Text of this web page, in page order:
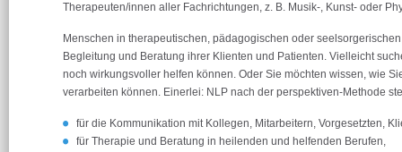
Therapeuten/innen aller Fachrichtungen, z. B. Musik-, Kunst- oder
Menschen in therapeutischen, pädagogischen oder
Begleitung und Beratung ihrer Klienten und Patienten. Vielleicht
noch wirkungsvoller helfen können. Oder Sie möchten wissen, wie
verarbeiten können. Einerlei: NLP nach der perspektiven-Methode
für die Kommunikation mit Kollegen, Mitarbeitern, Vorgesetzten,
für Therapie und Beratung in heilenden und helfenden Berufen,